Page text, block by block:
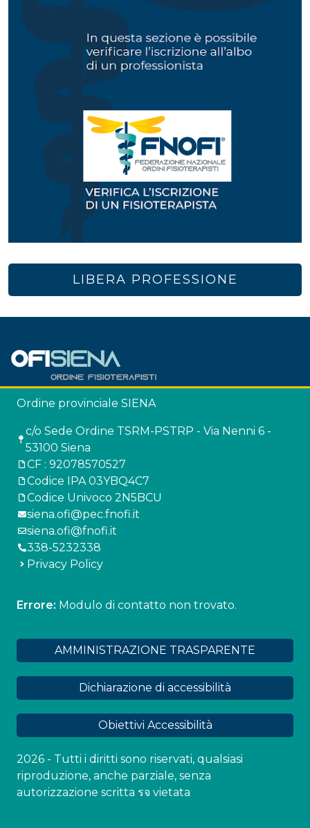
LIBERA PROFESSIONE
Ordine provinciale SIENA
c/o Sede Ordine TSRM-PSTRP - Via Nenni 6 -
53100 Siena
CF : 92078570527
Codice IPA 03YBQ4C7
Codice Univoco 2N5BCU
siena.ofi@pec.fnofi.it
siena.ofi@fnofi.it
338-5232338
Privacy Policy
Errore: Modulo di contatto non trovato.
AMMINISTRAZIONE TRASPARENTE
Dichiarazione di accessibilità
Obiettivi Accessibilità
2026 - Tutti i diritti sono riservati, qualsiasi
riproduzione, anche parziale, senza
autorizzazione scritta รจ vietata